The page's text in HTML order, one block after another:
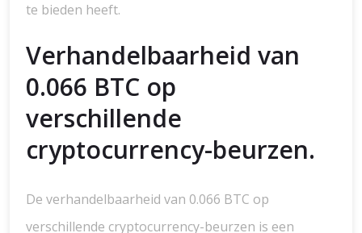
te bieden heeft.
Verhandelbaarheid van
0.066 BTC op
verschillende
cryptocurrency-beurzen.
De verhandelbaarheid van 0.066 BTC op
verschillende cryptocurrency-beurzen is een